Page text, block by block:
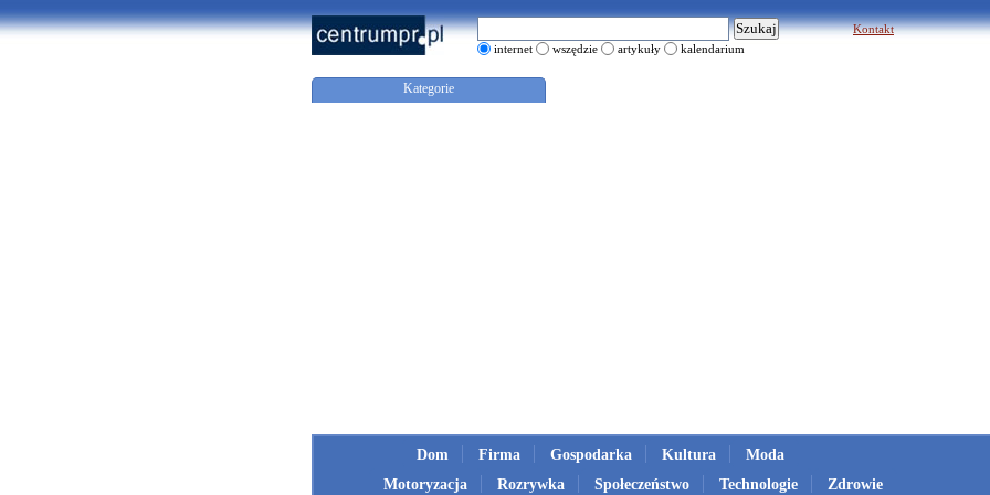
internet wszędzie artykuły kalendarium
Kontakt
Kategorie
Dom Firma Gospodarka Kultura
Moda
Motoryzacja
Rozrywka Społeczeństwo Technologie Zdrowie